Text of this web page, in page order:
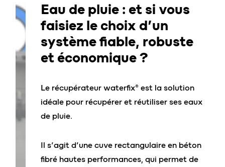
Eau de pluie : et si vous
faisiez le choix d’un
système fiable, robuste
et économique ?
Le récupérateur waterfix® est la solution
idéale pour récupérer et réutiliser ses eaux
de pluie.
Il s’agit d’une cuve rectangulaire en béton
fibré hautes performances, qui permet de